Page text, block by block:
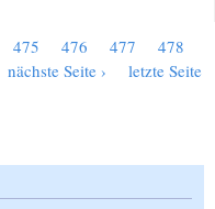
475 476 477 478
nächste Seite ›
letzte Seite